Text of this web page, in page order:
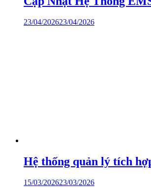
23/04/202623/04/2026
Hệ thống quản lý tích
15/03/202623/03/2026